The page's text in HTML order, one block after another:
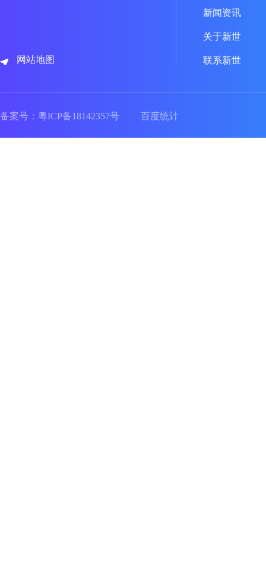
网站地图
新闻资讯
关于新世
联系新世
备案号： 粤ICP备18142357号 百度统计